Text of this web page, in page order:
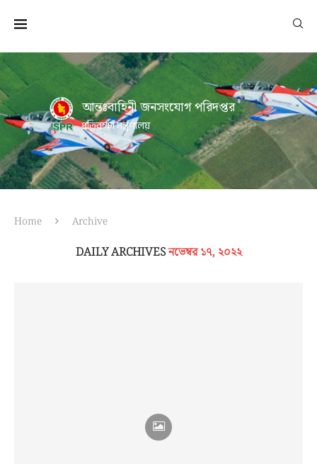
আন্তঃবাহিনী জনসংযোগ পরিদপ্তর
প্রতিরক্ষা মন্ত্রণালয়
Home Archive
DAILY ARCHIVESনভেম্বর ১৭, ২০২২